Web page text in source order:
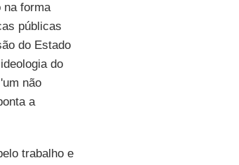
na forma
públicas
do Estado
do
não
a
trabalho e